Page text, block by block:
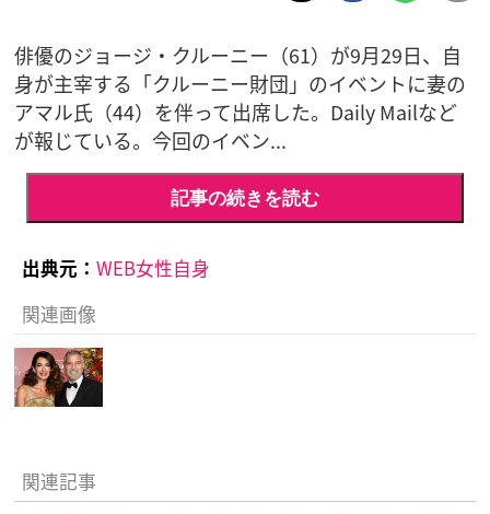
俳優のジョージ・クルーニー（61）が9月29日、自
身が主宰する「クルーニー財団」のイベントに妻の
アマル氏（44）を伴って出席した。Daily Mailなど
が報じている。今回のイベン...
記事の続きを読む
出典元： WEB女性自身
関連画像
関連記事